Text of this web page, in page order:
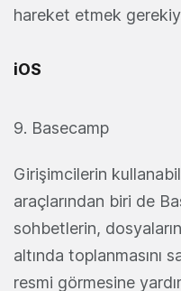
hareket etmek
iOS
9. Basecamp
Girişimcilerin
araçlarından biri de
sohbetlerin,
altında toplanmasını
resmi görmesine